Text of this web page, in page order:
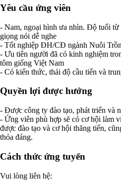
Yêu cầu ứng viên
- Nam, ngoại hình ưa nhìn. Độ tuổi từ
giọng nói dễ nghe
- Tốt nghiệp ĐH/CĐ ngành Nuôi
- Ưu tiên người đã có kinh nghiệm
tôm giống Việt Nam
- Có kiến thức, thái độ cầu tiến và
Quyền lợi được hưởng
- Được công ty đào tạo, phát triển và
- Ứng viên phù hợp sẽ có cơ hội làm
được đào tạo và cơ hội thăng tiến,
thỏa đáng.
Cách thức ứng tuyển
Vui lòng liên hệ: